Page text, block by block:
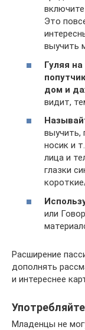
Это
выучить
Гуляя
дом и
видит,
выучить,
носик и
лица и
глазки
или
Расширение
дополнять
и интереснее
Младенцы не